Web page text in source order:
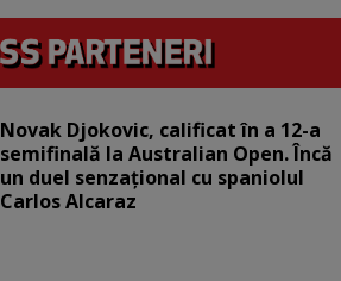
Novak Djokovic, calificat în a 12-a
semifinală la Australian Open. Încă
un duel senzațional cu spaniolul
Carlos Alcaraz